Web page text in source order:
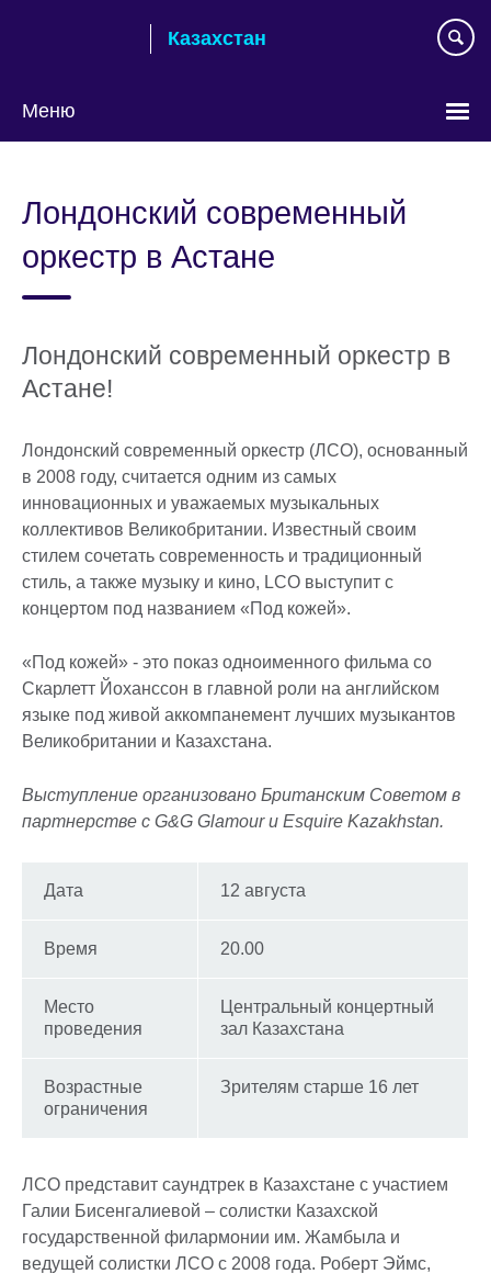
Казахстан
Меню
Лондонский современный
оркестр в Астане
Лондонский современный оркестр в
Астане!
Лондонский современный оркестр (ЛСО), основанный
в 2008 году, считается одним из самых
инновационных и уважаемых музыкальных
коллективов Великобритании. Известный своим
стилем сочетать современность и традиционный
стиль, а также музыку и кино, LCO выступит с
концертом под названием «Под кожей».
«Под кожей» - это показ одноименного фильма со
Скарлетт Йоханссон в главной роли на английском
языке под живой аккомпанемент лучших музыкантов
Великобритании и Казахстана.
Выступление организовано Британским Советом в
партнерстве с G&G Glamour и Esquire Kazakhstan.
Дата 12 августа
Время 20.00
Место
проведения
Центральный концертный
зал Казахстана
Возрастные
ограничения
Зрителям старше 16 лет
ЛСО представит саундтрек в Казахстане с участием
Галии Бисенгалиевой – солистки Казахской
государственной филармонии им. Жамбыла и
ведущей солистки ЛСО с 2008 года. Роберт Эймс,